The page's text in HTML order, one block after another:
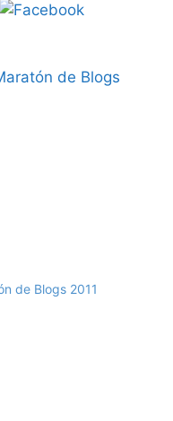
de Blogs
de Blogs 2011